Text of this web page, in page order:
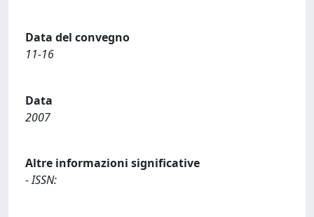
Data del convegno
11-16
Data
2007
Altre informazioni significative
- ISSN: